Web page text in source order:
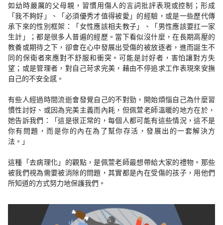
如幼時嚴厲的父母親，習慣用傷人的言詞批評表現或控制；形成
「我不夠好」、「必須優秀才值得被愛」的經驗，或是一些歷代傳
承下來的性別框架：「女性應該相夫教子」、「男性應該要扛一家
生計」；都是很多人普遍的經歷。當下看似沒什麼，在長期高壓的
教養或期待之下，卻會在心中發展出受傷的被放逐者，進而誕生不
同的保衛者來應對不舒服和衝突。可能是討好者，害怕讓對方失
望；或是管理者，對自己苛求完美，藉由不停追求工作表現來安撫
自己的不安全感。
有些人經過時間流逝會發覺自己的不對勁，開始煩惱自己為什麼習
慣性討好、或因為完美主義而內耗，但佩萱老師溫暖的地方在於，
她告訴我們：「這是很正常的，每個人都可能有這些情況，這不是
你有問題，而是你的內在為了幫你存活，發展出的一套解決方
法。」
這種「去病理化」的觀點，是佩萱老師最想帶給大家的禮物。那些
被我們視為需要被消除的問題，其實都是內在受傷的孩子，用他們
所知道的方式努力地保護我們。